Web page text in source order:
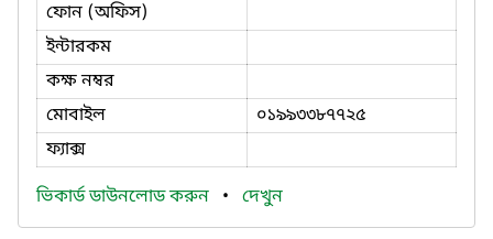
ফোন (অফিস)
ইন্টারকম
কক্ষ নম্বর
মোবাইল
০১৯৯৩৩৮৭৭২৫
ফ্যাক্স
ভিকার্ড ডাউনলোড করুন • দেখুন